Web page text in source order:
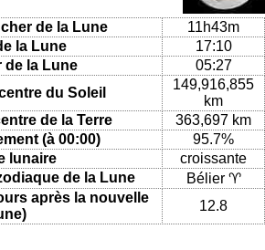
de la Lune
11h43m
la Lune
17:10
de la Lune
05:27
du Soleil
149,916,855
km
de la Terre
363,697 km
(à 00:00)
95.7%
lunaire
croissante
de la Lune
Bélier ♈
après la nouvelle
12.8